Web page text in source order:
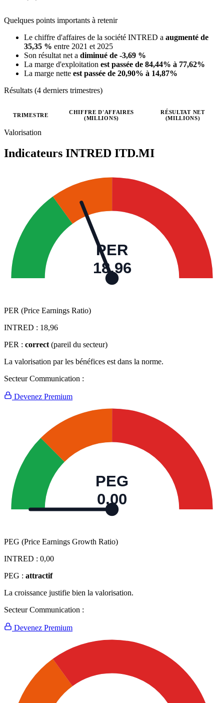
Quelques points importants à retenir
Le chiffre d'affaires de la société INTRED a augmenté de
35,35 % entre 2021 et 2025
Son résultat net a diminué de -3,69 %
La marge d'exploitation est passée de 84,44% à 77,62%
La marge nette est passée de 20,90% à 14,87%
Résultats (4 derniers trimestres)
Valeurs trimestrielles en millions (euro)
TRIMESTRE
CHIFFRE D'AFFAIRES
(MILLIONS)
RÉSULTAT NET
(MILLIONS)
Valorisation
Indicateurs INTRED ITD.MI
PER
18,96
PER (Price Earnings Ratio)
INTRED : 18,96
PER : correct (pareil du secteur)
La valorisation par les bénéfices est dans la norme.
Secteur Communication :
Devenez Premium
PEG
0,00
PEG (Price Earnings Growth Ratio)
INTRED : 0,00
PEG : attractif
La croissance justifie bien la valorisation.
Secteur Communication :
Devenez Premium